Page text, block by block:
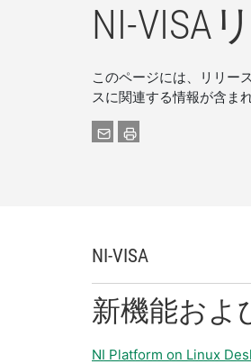
NI-VISA
このページには、リリー
スに関連する情報が含ま
NI-VISA
新機能およ
NI Platform on Linux